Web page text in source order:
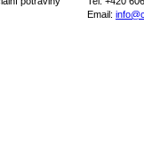
Email: